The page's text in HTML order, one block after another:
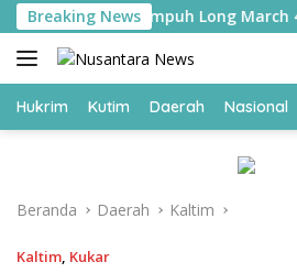
Langsung
ke
konten
Breaking News
Ditempa, Tempuh Long March
Hukrim Kutim Daerah Nasional
Beranda Daerah Kaltim
Kaltim, Kukar